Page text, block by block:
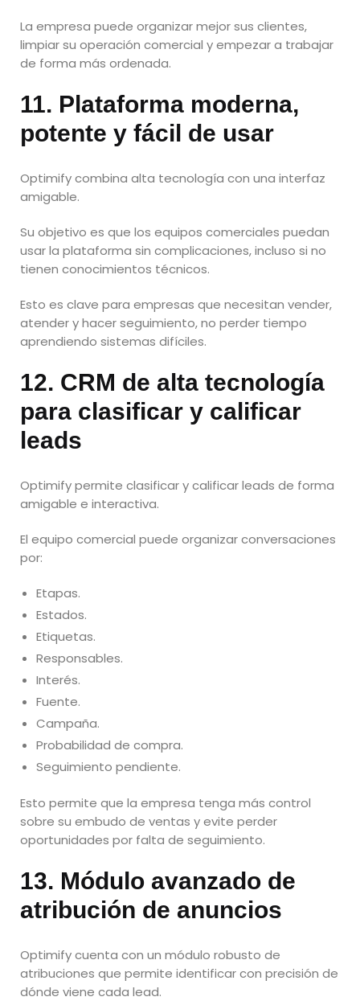
La empresa puede organizar mejor sus clientes,
limpiar su operación comercial y empezar a trabajar
de forma más ordenada.
11. Plataforma moderna,
potente y fácil de usar
Optimify combina alta tecnología con una interfaz
amigable.
Su objetivo es que los equipos comerciales puedan
usar la plataforma sin complicaciones, incluso si no
tienen conocimientos técnicos.
Esto es clave para empresas que necesitan vender,
atender y hacer seguimiento, no perder tiempo
aprendiendo sistemas difíciles.
12. CRM de alta tecnología
para clasificar y calificar
leads
Optimify permite clasificar y calificar leads de forma
amigable e interactiva.
El equipo comercial puede organizar conversaciones
por:
Etapas.
Estados.
Etiquetas.
Responsables.
Interés.
Fuente.
Campaña.
Probabilidad de compra.
Seguimiento pendiente.
Esto permite que la empresa tenga más control
sobre su embudo de ventas y evite perder
oportunidades por falta de seguimiento.
13. Módulo avanzado de
atribución de anuncios
Optimify cuenta con un módulo robusto de
atribuciones que permite identificar con precisión de
dónde viene cada lead.